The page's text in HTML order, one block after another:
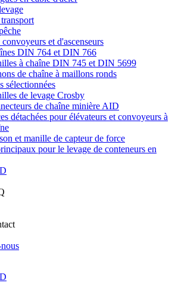
convoyeurs et d'ascenseurs
DIN 764 et DIN 766
à chaîne DIN 745 et DIN 5699
de chaîne à maillons ronds
sélectionnées
de levage Crosby
de chaîne minière AID
détachées pour élévateurs et convoyeurs à
et manille de capteur de force
pour le levage de conteneurs en